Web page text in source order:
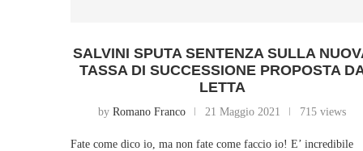
SALVINI SPUTA SENTENZA SULLA
TASSA DI SUCCESSIONE PROPOSTA
LETTA
byRomano Franco 21 Maggio 2021 715 views
Fate come dico io, ma non fate come faccio io! E’ incredibile